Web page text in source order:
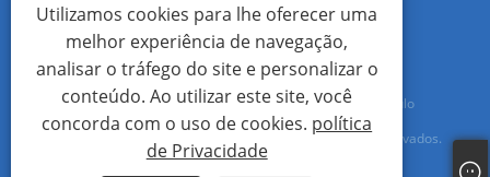
Copyright © 2022 Shenzhen Jioptics Technology Co., Ltd - Módulo
Telêmetro Laser, Câmera Zoom MWIR - Todos os direitos reservados.
Utilizamos cookies para lhe oferecer uma
melhor experiência de navegação,
analisar o tráfego do site e personalizar o
conteúdo. Ao utilizar este site, você
concorda com o uso de cookies. política
de Privacidade